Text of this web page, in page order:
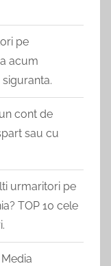
pe
acum
cont de
sau cu
urmaritori pe
TOP 10 cele